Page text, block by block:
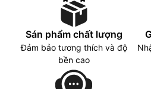
Sán phẩm chất lượng
Đảm bảo tương thích và độ
bền cao